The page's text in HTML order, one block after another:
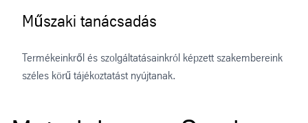
Műszaki tanácsadás
Termékeinkről és szolgáltatásainkról képzett szakembereink
széles körű tájékoztatást nyújtanak.